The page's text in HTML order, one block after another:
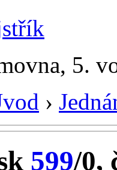
5.
›
599/0,